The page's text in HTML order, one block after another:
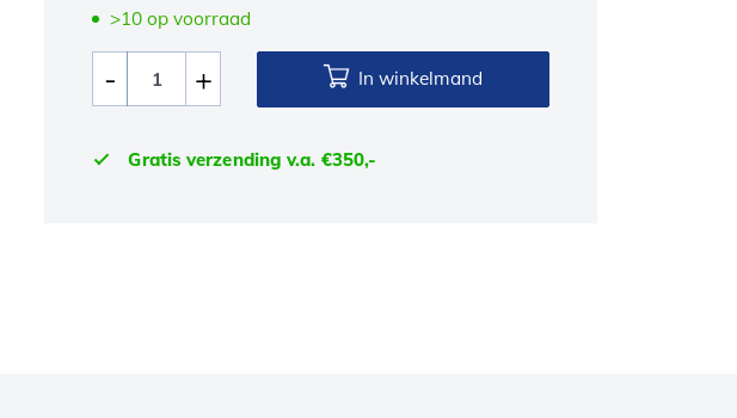
>10 op voorraad
In winkelmand
Gratis verzending v.a. €350,-